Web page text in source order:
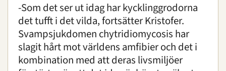
-Som det ser ut idag har kycklinggrodorna
det tufft i det vilda, fortsätter Kristofer.
Svampsjukdomen chytridiomycosis har
slagit hårt mot världens amfibier och det i
kombination med att deras livsmiljöer